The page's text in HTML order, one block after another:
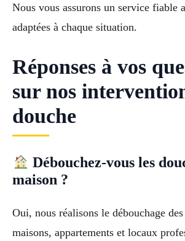
Nous vous assurons un service fiable
adaptées à chaque situation.
Réponses à vos
sur nos
douche
Débouchez-vous les
maison ?
Oui, nous réalisons le débouchage
maisons, appartements et locaux